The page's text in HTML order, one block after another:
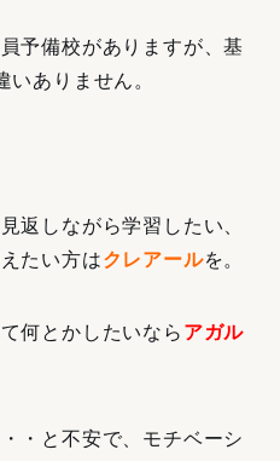
予備校がありますが、基
ありません。
返しながら学習したい、
たい方はクレアールを。
何とかしたいなら アガル
・と不安で、モチベーシ